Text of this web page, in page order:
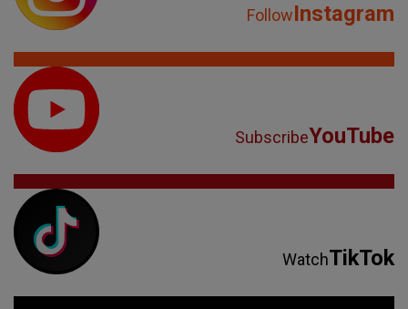
FollowInstagram
SubscribeYouTube
WatchTikTok